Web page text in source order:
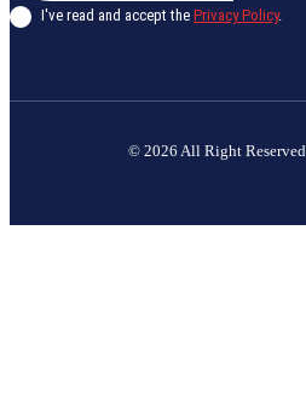
I've read and accept the Privacy Policy.
© 2026 All Right Reserved.